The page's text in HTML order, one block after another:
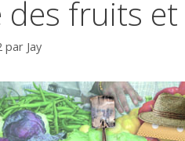
des fruits
par Jay